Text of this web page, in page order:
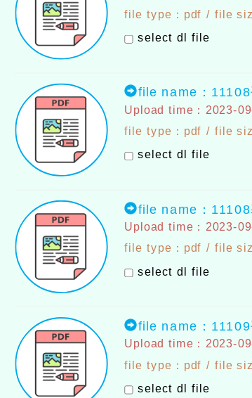
file type：pdf / file
select dl file
file name：
Upload time：2023-
file type：pdf / file
select dl file
file name：11108
Upload time：2023-
file type：pdf / file
select dl file
file name：
Upload time：2023-
file type：pdf / file
select dl file